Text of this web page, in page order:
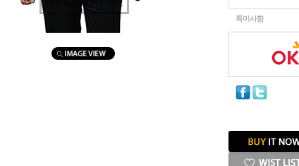
마우스를 올려보세요
특이사항